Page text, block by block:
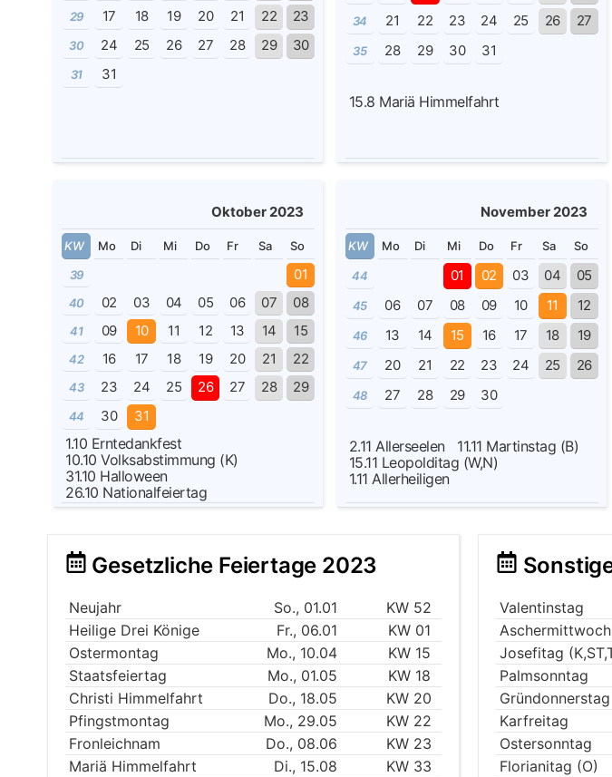
29 17 18 19 20 21 22 23
30 24 25 26 27 28 29 30
31 31
34 21 22 23 24 25 26 27
35 28 29 30 31
15.8 Mariä Himmelfahrt
Oktober 2023
KW Mo Di Mi Do Fr Sa
So
39
01
40 02 03 04 05 06 07 08
41 09 10 11 12 13 14 15
42 16 17 18 19 20 21 22
43 23 24 25 26 27 28 29
44 30 31
1.10 Erntedankfest
10.10 Volksabstimmung (K)
31.10 Halloween
26.10 Nationalfeiertag
November 2023
KW Mo Di Mi Do Fr Sa So
44 01 02 03 04 05
45 06 07 08 09 10 11 12
46 13 14 15 16 17 18 19
47 20 21 22 23 24 25 26
48 27 28 29 30
2.11 Allerseelen 11.11 Martinstag (B)
15.11 Leopolditag (W,N)
1.11 Allerheiligen
Gesetzliche Feiertage 2023
Neujahr So., 01.01
KW 52
Heilige Drei Könige
Fr., 06.01
KW 01
Ostermontag
Mo., 10.04
KW 15
Staatsfeiertag
Mo., 01.05
KW 18
Christi Himmelfahrt
Do., 18.05
KW 20
Pfingstmontag
Mo., 29.05
KW 22
Fronleichnam
Do., 08.06
KW 23
Mariä Himmelfahrt
Di., 15.08
KW 33
Valentinstag
Aschermittwoch
Josefitag
Palmsonntag
Gründonnerstag
Karfreitag
Ostersonntag
Florianitag (O)